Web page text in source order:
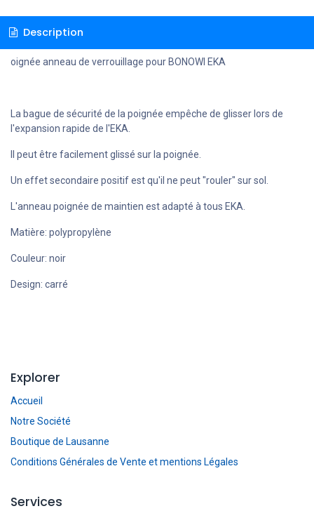
Description
oignée anneau de verrouillage pour BONOWI EKA
La bague de sécurité de la poignée empêche de glisser lors de
l'expansion rapide de l'EKA.
Il peut être facilement glissé sur la poignée.
Un effet secondaire positif est qu'il ne peut "rouler" sur sol.
L'anneau poignée de maintien est adapté à tous EKA.
Matière: polypropylène
Couleur: noir
Design: carré
Explorer
Accueil
Notre Société
Boutique de Lausanne
Conditions Générales de Vente et mentions Légales
Services